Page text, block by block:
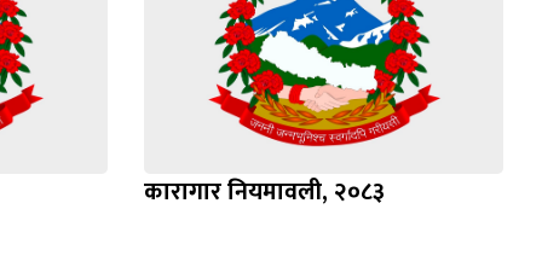
कारागार नियमावली, २०८३